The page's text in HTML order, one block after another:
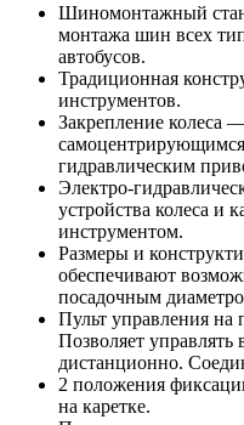
Шиномонтажный
монтажа шин всех
автобусов.
Традиционная
инструментов.
Закрепление колеса
гидравлическим
Электро-
устройства колеса и
инструментом.
Размеры и
обеспечивают
посадочным
Пульт управления на
Позволяет
дистанционно.
2 положения
на каретке.